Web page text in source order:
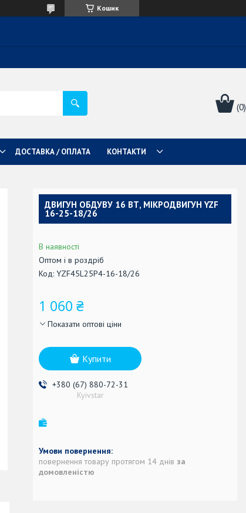
Кошик
ДОСТАВКА / ОПЛАТА КОНТАКТИ
ДВИГУН ОБДУВУ 16 ВТ, МІКРОДВИГУН YZF
16-25-18/26
В наявності
Оптом і в роздріб
Код: YZF45L25P4-16-18/26
1 060 ₴
Показати оптові ціни
Купити
+380 (67) 880-72-31
Kyivstar
повернення товару протягом 14 днів за
домовленістю